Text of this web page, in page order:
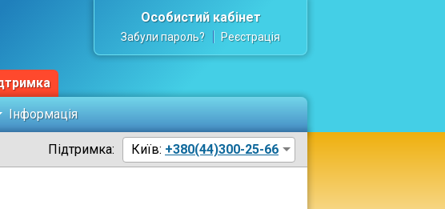
Особистий кабінет
Забули пароль? Реєстрація
Інформація
Підтримка: Київ: +380(44)300-25-66